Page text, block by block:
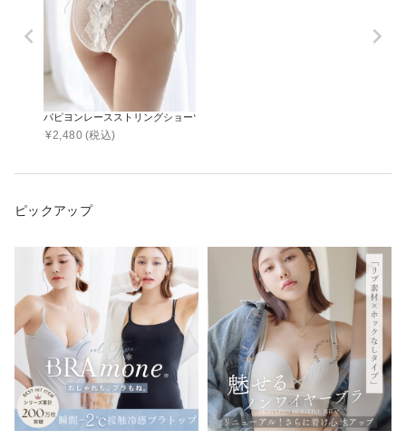
パピヨンレースストリングショーツ【ショーツ単品】
¥2,480 (税込)
ピックアップ